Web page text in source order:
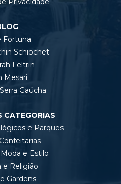
Fortuna
Schiochet
Feltrin
Mesari
Gaúcha
CATEGORIAS
e Parques
e Estilo
e Religião
Gardens